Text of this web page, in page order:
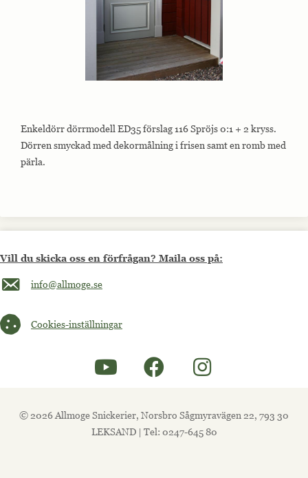
Enkeldörr dörrmodell ED35 förslag 116 Spröjs 0:1 + 2 kryss.
Dörren smyckad med dekormålning i frisen samt en romb med
pärla.
Vill du skicka oss en förfrågan? Maila oss på:
Maila oss på info@allmoge.se
info@allmoge.se
Cookies-inställningar
Cookies-inställningar
© 2026 Allmoge Snickerier, Norsbro Sågmyravägen 22, 793 30
LEKSAND | Tel: 0247-645 80